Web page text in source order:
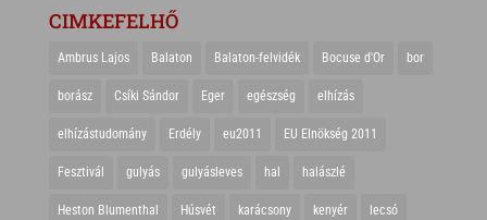
CIMKEFELHŐ
Ambrus Lajos Balaton Balaton-felvidék Bocuse d'Or bor
borász Csíki Sándor Eger egészség elhízás
elhízástudomány Erdély eu2011 EU Elnökség 2011
Fesztivál gulyás gulyásleves hal halászlé
Heston Blumenthal Húsvét karácsony kenyér lecsó